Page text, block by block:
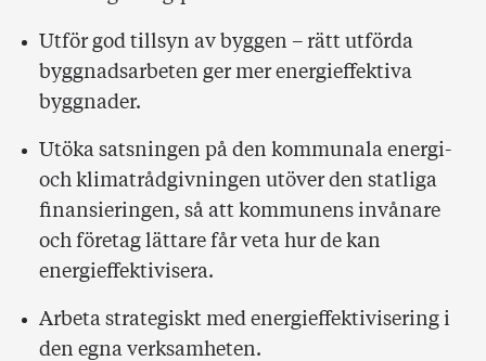
Utför god tillsyn av byggen – rätt utförda
byggnadsarbeten ger mer energieffektiva
byggnader.
Utöka satsningen på den kommunala energi-
och klimatrådgivningen utöver den statliga
finansieringen, så att kommunens invånare
och företag lättare får veta hur de kan
energieffektivisera.
Arbeta strategiskt med energieffektivisering i
den egna verksamheten.